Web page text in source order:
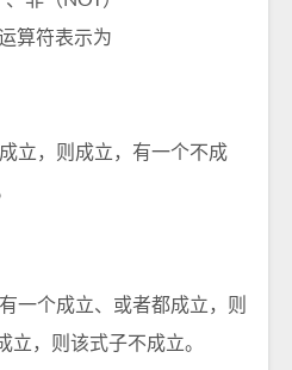
算符表示为
立，则成立，有一个不成
一个成立、或者都成立，则
立，则该式子不成立。